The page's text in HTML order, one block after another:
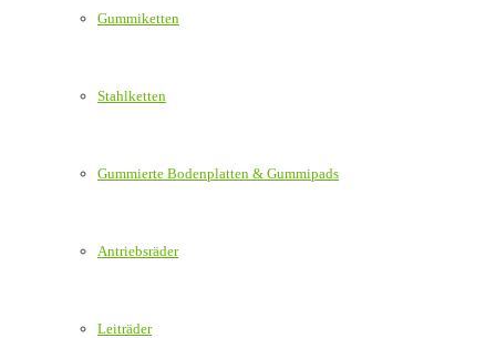
Gummiketten
Stahlketten
Gummierte Bodenplatten & Gummipads
Antriebsräder
Leiträder